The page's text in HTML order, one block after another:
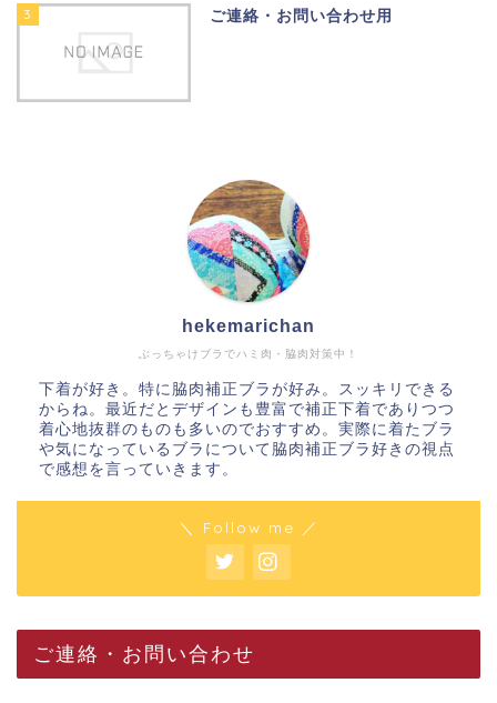
3 ご連絡・お問い合わせ用
ぶっちゃけブラでハミ肉・脇肉対策中！
hekemarichan
下着が好き。特に脇肉補正ブラが好み。スッキリできる
からね。最近だとデザインも豊富で補正下着でありつつ
着心地抜群のものも多いのでおすすめ。実際に着たブラ
や気になっているブラについて脇肉補正ブラ好きの視点
で感想を言っていきます。
＼ Follow me ／
ご連絡・お問い合わせ